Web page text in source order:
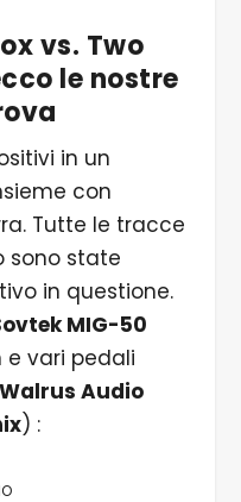
vs. Two
le nostre
in un
con
Tutte le tracce
sono state
in questione.
MIG-50
e vari pedali
Walrus Audio
) :